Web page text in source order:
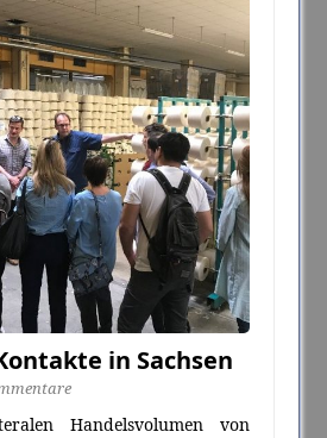
in Sachsen
Handelsvolumen von